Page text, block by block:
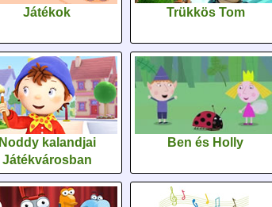
Játékok Trükkös Tom
Noddy kalandjai
Játékvárosban
Ben és Holly